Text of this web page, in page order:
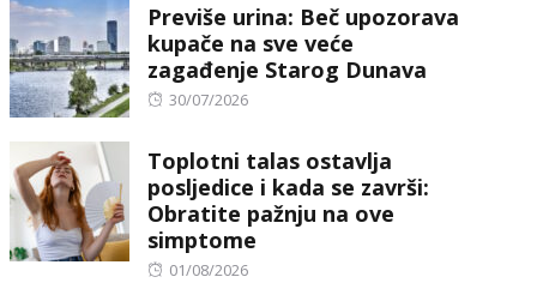
Previše urina: Beč upozorava
kupače na sve veće
zagađenje Starog Dunava
Posted
30/07/2026
Toplotni talas ostavlja
posljedice i kada se završi:
Obratite pažnju na ove
simptome
Posted
01/08/2026